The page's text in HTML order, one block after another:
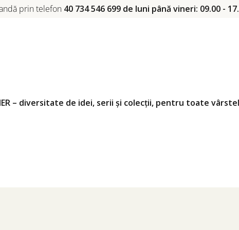
prin telefon 40 734 546 699 de luni până vineri: 09.00 -